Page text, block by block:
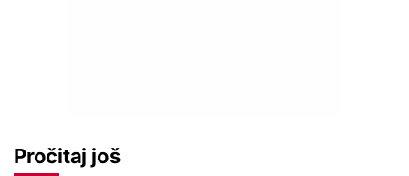
Pročitaj još